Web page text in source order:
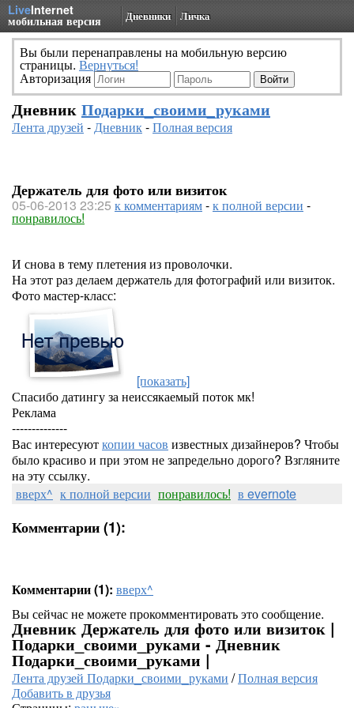
LiveInternet
мобильная версия Дневники Личка
Вы были перенаправлены на мобильную версию
страницы. Вернуться!
Авторизация
Дневник Подарки_своими_руками
Лента друзей -Дневник-Полная версия
Держатель для фото или визиток
05-06-2013 23:25 к комментариям-к полной версии -
понравилось!
И снова в тему плетения из проволочки.
На этот раз делаем держатель для фотографий или визиток.
Фото мастер-класс:
[показать]
Спасибо датингу за неиссякаемый поток мк!
Реклама
--------------
Вас интересуюткопии часов известных дизайнеров? Чтобы
было красиво и при этом не запредельно дорого? Взгляните
на эту ссылку.
вверх^ к полной версии понравилось! в evernote
Комментарии (1):
Комментарии (1): вверх^
Вы сейчас не можете прокомментировать это сообщение.
Дневник Держатель для фото или визиток |
Подарки_своими_руками - Дневник
Подарки_своими_руками |
Лента друзей Подарки_своими_руками /Полная версия
Добавить в друзья